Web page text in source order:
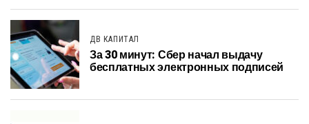
ДВ КАПИТАЛ
За 30 минут: Сбер начал выдачу
бесплатных электронных подписей